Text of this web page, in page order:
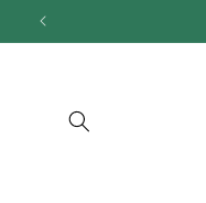
hagyni és